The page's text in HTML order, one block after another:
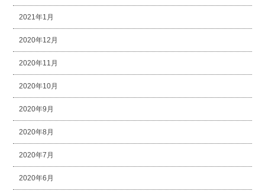
2021年1月
2020年12月
2020年11月
2020年10月
2020年9月
2020年8月
2020年7月
2020年6月